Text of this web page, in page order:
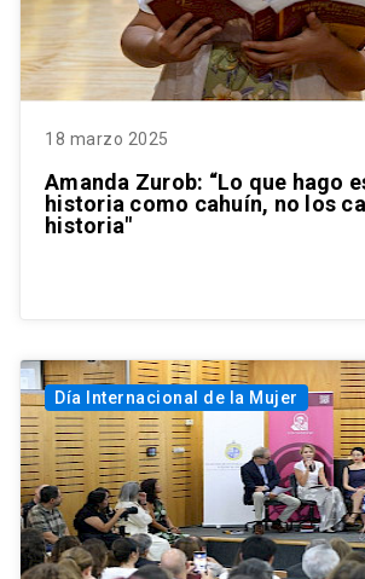
18 marzo 2025
Amanda Zurob: “Lo que hago
historia como cahuín, no los
historia"
Día Internacional de la Mujer